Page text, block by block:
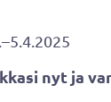
nyt ja